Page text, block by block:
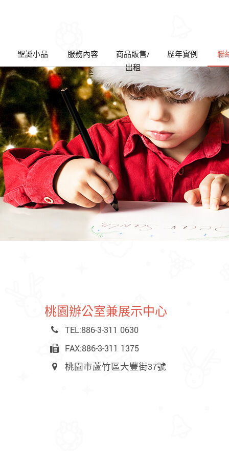
聖誕小品 服務內容
商品販售/
出租
歷年實例 聯
桃園辦公室兼展示中心
TEL:886-3-311 0630
FAX:886-3-311 1375
桃園市蘆竹區大豐街37號